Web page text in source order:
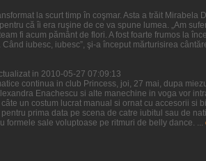
la scurt timp în coşmar. Asta a trăit Mirabela
că îi era ruşine de ce va spune lumea. „Am
fi acum pământ de flori. A fost foarte frumos la
iubesc, iubesc”, şi-a început mărturisirea
in 2010-05-27 07:09:13
continua in club Princess, joi, 27 mai, dupa
Enachescu si alte manechine in voga vor
un costum lucrat manual si ornat cu accesorii si
prima data pe scena de catre iubitul sau de
formele sale voluptoase pe ritmuri de belly dance. ...